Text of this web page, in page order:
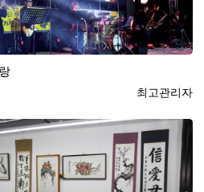
등록자
최고관리자